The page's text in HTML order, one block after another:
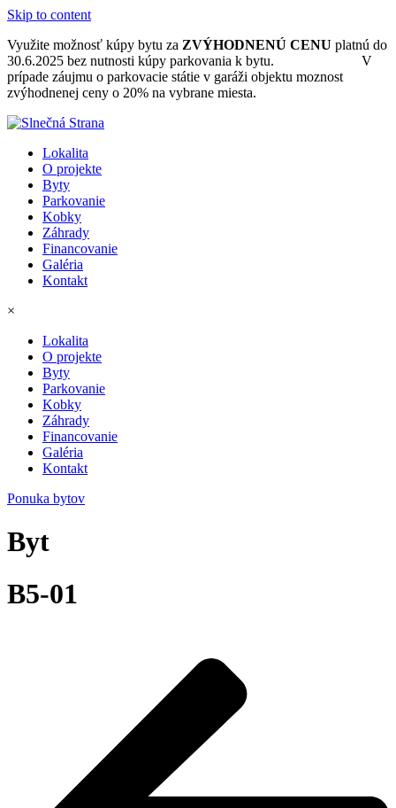
Skip to content
Využite možnosť kúpy bytu za ZVÝHODNENÚ CENU platnú do
30.6.2025 bez nutnosti kúpy parkovania k bytu.
V
prípade záujmu o parkovacie státie v garáži objektu moznost
zvýhodnenej ceny o 20% na vybrane miesta.
Lokalita
O projekte
Byty
Parkovanie
Kobky
Záhrady
Financovanie
Galéria
Kontakt
×
Lokalita
O projekte
Byty
Parkovanie
Kobky
Záhrady
Financovanie
Galéria
Kontakt
Ponuka bytov
Byt
B5-01